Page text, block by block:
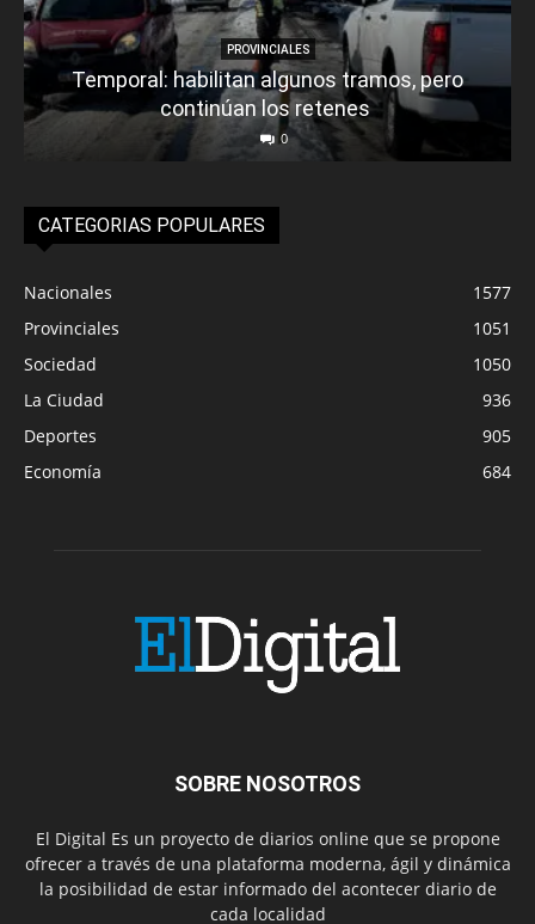
PROVINCIALES
Temporal: habilitan algunos tramos, pero
continúan los retenes
0
CATEGORIAS POPULARES
Nacionales
1577
Provinciales
1051
Sociedad
1050
La Ciudad
936
Deportes
905
Economía
684
SOBRE NOSOTROS
El Digital Es un proyecto de diarios online que se propone
ofrecer a través de una plataforma moderna, ágil y dinámica
la posibilidad de estar informado del acontecer diario de
cada localidad